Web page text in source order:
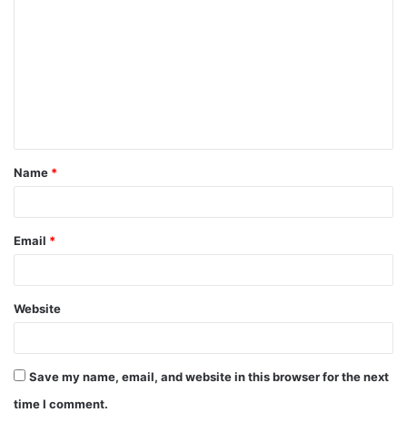
Name *
Email *
Website
Save my name, email, and website in this browser for the next
time I comment.